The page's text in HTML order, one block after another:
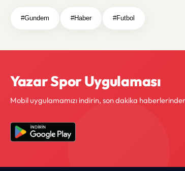
#Gundem #Haber #Futbol
Yazar Spor Uygulaması
Mobil uygulamamızı indirin, son dakika